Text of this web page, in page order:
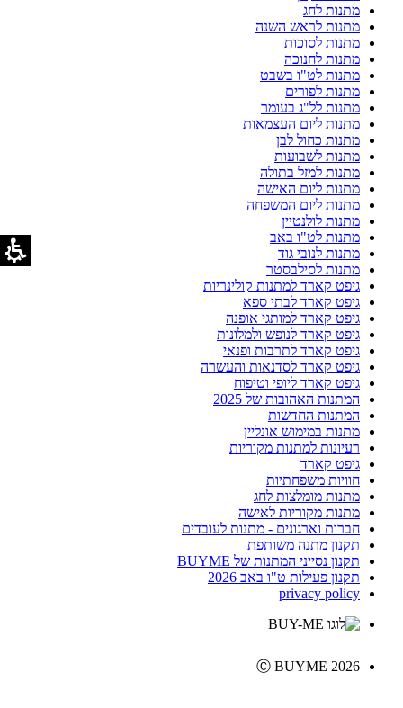
מתנות לחג
מתנות לראש השנה
מתנות לסוכות
מתנות לחנוכה
מתנות לט"ו בשבט
מתנות לפורים
מתנות לל"ג בעומר
מתנות ליום העצמאות
מתנות כחול לבן
מתנות לשבועות
מתנות למזל בתולה
מתנות ליום האישה
מתנות ליום המשפחה
מתנות לולנטיין
מתנות לט"ו באב
מתנות לנובי גוד
מתנות לסילבסטר
גיפט קארד למתנות קולינריות
גיפט קארד לבתי ספא
גיפט קארד למותגי אופנה
גיפט קארד לנופש ולמלונות
גיפט קארד לתרבות ופנאי
גיפט קארד לסדנאות והעשרה
גיפט קארד ליופי וטיפוח
המתנות האהובות של 2025
המתנות החדשות
מתנות במימוש אונליין
רעיונות למתנות מקוריות
גיפט קארד
חוויות משפחתיות
מתנות מומלצות לחג
מתנות מקוריות לאישה
חברות וארגונים - מתנות לעובדים
תקנון מתנה משותפת
תקנון נסייני המתנות של BUYME
תקנון פעילות ט"ו באב 2026
privacy policy
Ⓒ BUYME 2026